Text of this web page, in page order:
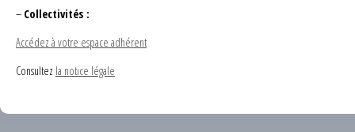
– Collectivités :
Accédez à votre espace adhérent
Consultez la notice légale